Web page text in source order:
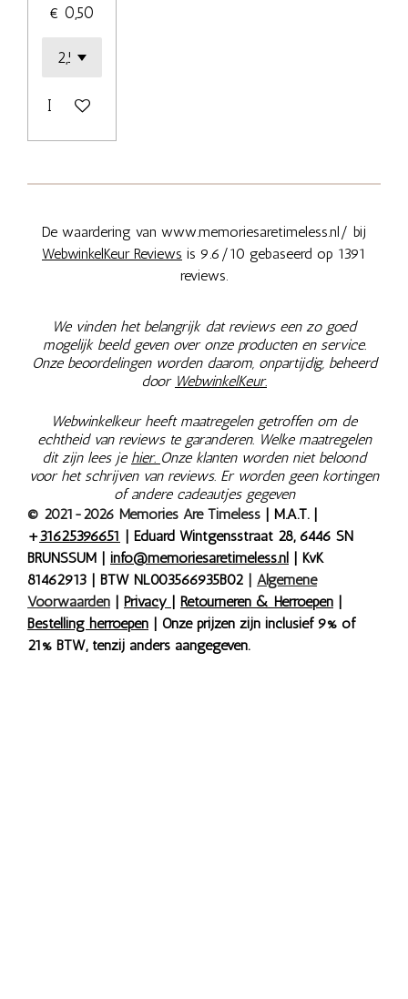
€ 0,50
In winkelwagen
De waardering van www.memoriesaretimeless.nl/ bij
WebwinkelKeur Reviews is 9.6/10 gebaseerd op 1391
reviews.
We vinden het belangrijk dat reviews een zo goed
mogelijk beeld geven over onze producten en service.
Onze beoordelingen worden daarom, onpartijdig, beheerd
door WebwinkelKeur.
Webwinkelkeur heeft maatregelen getroffen om de
echtheid van reviews te garanderen. Welke maatregelen
dit zijn lees je hier. Onze klanten worden niet beloond
voor het schrijven van reviews. Er worden geen kortingen
of andere cadeautjes gegeven
© 2021-2026 Memories Are Timeless | M.A.T. |
+31625396651
| Eduard Wintgensstraat 28, 6446 SN
BRUNSSUM | info@memoriesaretimeless.nl
| KvK
81462913 | BTW NL003566935B02
Algemene
Voorwaarden
Privacy Retourneren & Herroepen
Bestelling herroepen | Onze prijzen zijn inclusief 9% of
21% BTW, tenzij anders aangegeven.